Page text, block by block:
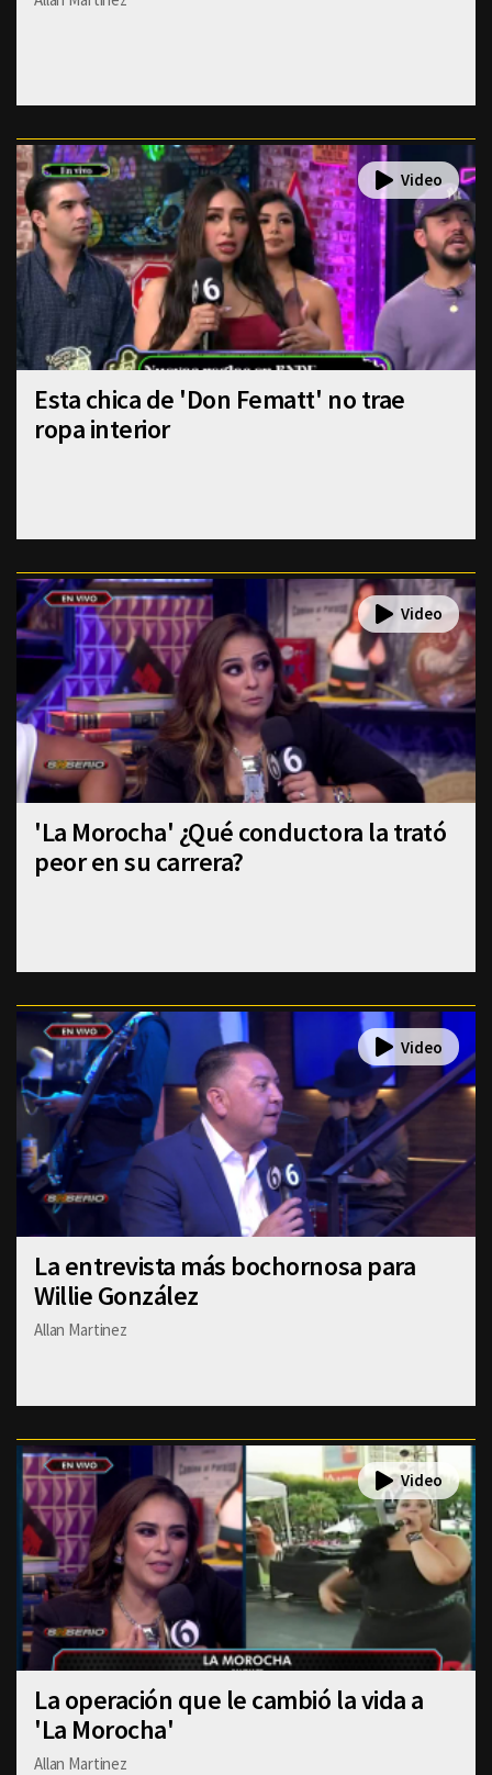
Esta chica de 'Don Fematt' no trae
ropa interior
'La Morocha' ¿Qué conductora la trató
peor en su carrera?
La entrevista más bochornosa para
Willie González
Allan Martinez
La operación que le cambió la vida a
'La Morocha'
Allan Martinez